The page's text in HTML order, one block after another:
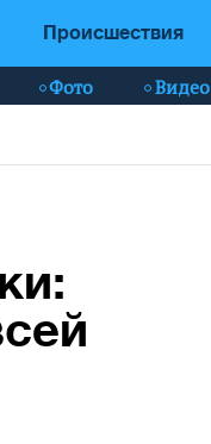
Происшествия
Фото Видео